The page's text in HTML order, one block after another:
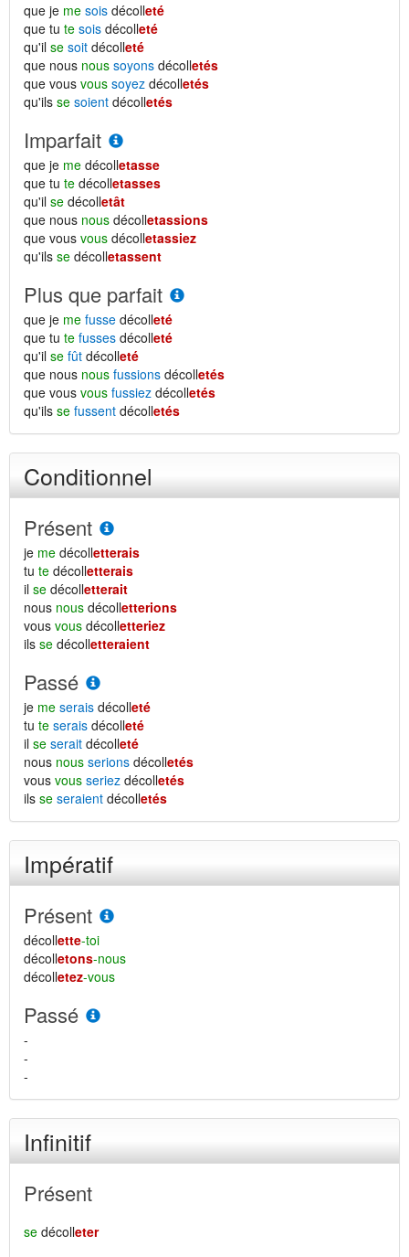
que je me sois décolleté
que tu te sois décolleté
qu'il se soit décolleté
que nous nous soyons décolletés
que vous vous soyez décolletés
qu'ils se soient décolletés
Imparfait
que je me décolletasse
que tu te décolletasses
qu'il se décolletât
que nous nous décolletassions
que vous vous décolletassiez
qu'ils se décolletassent
Plus que parfait
que je me fusse décolleté
que tu te fusses décolleté
qu'il se fût décolleté
que nous nous fussions décolletés
que vous vous fussiez décolletés
qu'ils se fussent décolletés
Conditionnel
Présent
je me décolletterais
tu te décolletterais
il se décolletterait
nous nous décolletterions
vous vous décolletteriez
ils se décolletteraient
Passé
je me serais décolleté
tu te serais décolleté
il se serait décolleté
nous nous serions décolletés
vous vous seriez décolletés
ils se seraient décolletés
Impératif
Présent
décollette-toi
décolletons-nous
décolletez-vous
Passé
-
-
-
Infinitif
Présent
se décolleter